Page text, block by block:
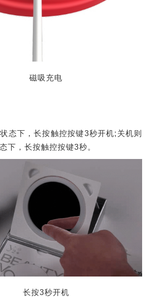
磁吸充电
下，长按触控按键3秒开机;关机则
下，长按触控按键3秒。
长按3秒开机